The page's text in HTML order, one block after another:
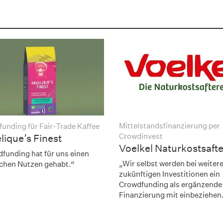
für Fair-Trade Kaffee
Finest
hat für uns einen
Nutzen gehabt.“
Mittelstandsfinanzierung per
Crowdinvest
Voelkel
„Wir selbst werden bei
zukünftigen Investitionen ein
Crowdfunding als ergänzende
Finanzierung mit